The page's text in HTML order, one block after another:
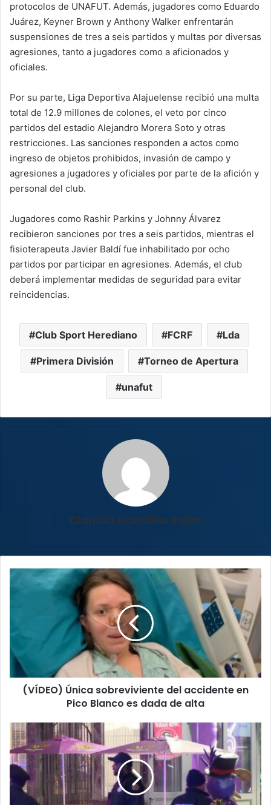
protocolos de UNAFUT. Además, jugadores como Eduardo
Juárez, Keyner Brown y Anthony Walker enfrentarán
suspensiones de tres a seis partidos y multas por diversas
agresiones, tanto a jugadores como a aficionados y
oficiales.
Por su parte, Liga Deportiva Alajuelense recibió una multa
total de 12.9 millones de colones, el veto por cinco
partidos del estadio Alejandro Morera Soto y otras
restricciones. Las sanciones responden a actos como
ingreso de objetos prohibidos, invasión de campo y
agresiones a jugadores y oficiales por parte de la afición y
personal del club.
Jugadores como Rashir Parkins y Johnny Álvarez
recibieron sanciones por tres a seis partidos, mientras el
fisioterapeuta Javier Baldí fue inhabilitado por ocho
partidos por participar en agresiones. Además, el club
deberá implementar medidas de seguridad para evitar
reincidencias.
Club Sport Herediano FCRF Lda
Primera División Torneo de Apertura
unafut
Claudia González Rojas
Única
Pico
Blanco
es
dada(VÍDEO) Única sobreviviente del accidente en
Pico Blanco es dada de alta
Conductor
embiste
a
multitud
en
Nueva